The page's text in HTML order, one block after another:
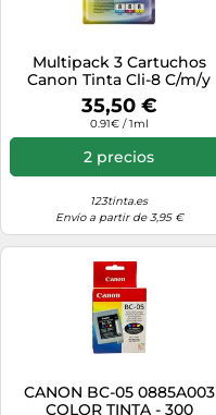
Multipack 3 Cartuchos
Canon Tinta Cli-8 C/m/y
35,50 €
0.91€ / 1ml
2 precios
123tinta.es
Envío a partir de 3,95 €
CANON BC-05 0885A003
COLOR TINTA - 300